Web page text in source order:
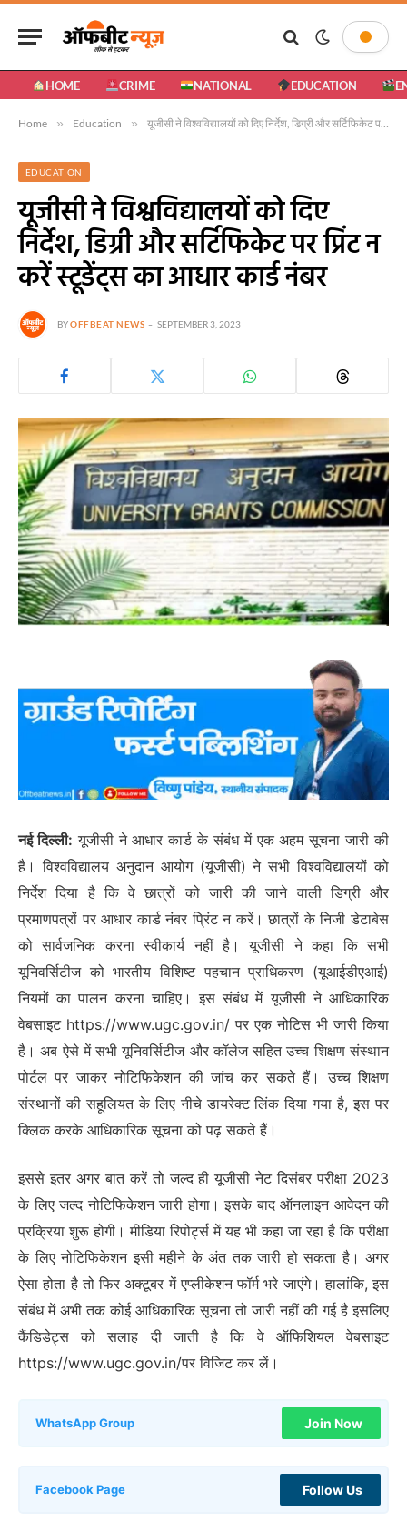
HOME CRIME NATIONAL EDUCATION
Home » Education » यूजीसी ने विश्वविद्यालयों को दिए निर्देश, डिग्री और सर्टिफिकेट पर प्रिंट न करें स्टूडेंट्स का आधार कार्ड नंबर
EDUCATION
यूजीसी ने विश्वविद्यालयों को दिए
निर्देश, डिग्री और सर्टिफिकेट पर प्रिंट न
करें स्टूडेंट्स का आधार कार्ड नंबर
BYOFFBEAT NEWS SEPTEMBER 3, 2023
नई दिल्ली: यूजीसी ने आधार कार्ड के संबंध में एक अहम सूचना जारी की
है। विश्वविद्यालय अनुदान आयोग (यूजीसी) ने सभी विश्वविद्यालयों को
निर्देश दिया है कि वे छात्रों को जारी की जाने वाली डिग्री और
प्रमाणपत्रों पर आधार कार्ड नंबर प्रिंट न करें। छात्रों के निजी डेटाबेस
को सार्वजनिक करना स्वीकार्य नहीं है। यूजीसी ने कहा कि सभी
यूनिवर्सिटीज को भारतीय विशिष्ट पहचान प्राधिकरण (यूआईडीएआई)
नियमों का पालन करना चाहिए। इस संबंध में यूजीसी ने आधिकारिक
वेबसाइट https://www.ugc.gov.in/ पर एक नोटिस भी जारी किया
है। अब ऐसे में सभी यूनिवर्सिटीज और कॉलेज सहित उच्च शिक्षण संस्थान
पोर्टल पर जाकर नोटिफिकेशन की जांच कर सकते हैं। उच्च शिक्षण
संस्थानों की सहूलियत के लिए नीचे डायरेक्ट लिंक दिया गया है, इस पर
क्लिक करके आधिकारिक सूचना को पढ़ सकते हैं।
इससे इतर अगर बात करें तो जल्द ही यूजीसी नेट दिसंबर परीक्षा 2023
के लिए जल्द नोटिफिकेशन जारी होगा। इसके बाद ऑनलाइन आवेदन की
प्रक्रिया शुरू होगी। मीडिया रिपोर्ट्स में यह भी कहा जा रहा है कि परीक्षा
के लिए नोटिफिकेशन इसी महीने के अंत तक जारी हो सकता है। अगर
ऐसा होता है तो फिर अक्टूबर में एप्लीकेशन फॉर्म भरे जाएंगे। हालांकि, इस
संबंध में अभी तक कोई आधिकारिक सूचना तो जारी नहीं की गई है इसलिए
कैंडिडेट्स को सलाह दी जाती है कि वे ऑफिशियल वेबसाइट
https://www.ugc.gov.in/पर विजिट कर लें।
WhatsApp Group Join Now
Facebook Page Follow Us